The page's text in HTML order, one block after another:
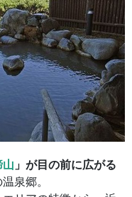
」が目の前に広がる
泉郷。